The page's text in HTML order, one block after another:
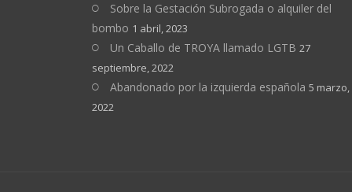
Sobre la Gestación Subrogada o alquiler del
bombo 1 abril, 2023
Un Caballo de TROYA llamado LGTB 27
septiembre, 2022
Abandonado por la izquierda española 5 marzo,
2022